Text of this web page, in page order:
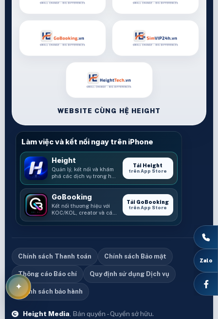
WEBSITE CÙNG HỆ HEIGHT
Làm việc và kết nối ngay trên iPhone
Height
Quản lý, kết nối và khám
phá các dịch vụ trong hệ
Tải Height
trên App Store
GoBooking
Kết nối thương hiệu với
KOC/KOL, creator và các
Tải GoBooking
trên App Store
Chính sách Thanh toán Chính sách Bảo mật
Thông cáo Báo chí Quy định sử dụng Dịch vụ
Chính sách bảo hành
Height Media , Bản quyền - Quyền sở hữu.